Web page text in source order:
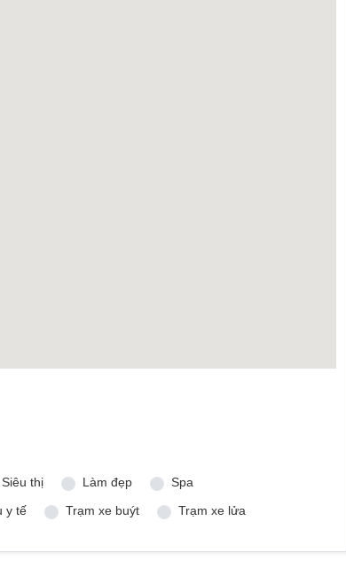
Siêu thị Làm đẹp
Spa
y tế Trạm xe buýt Trạm xe lửa